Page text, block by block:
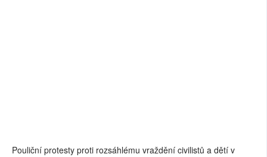
Pouliční protesty proti rozsáhlému vraždění civilistů a dětí v